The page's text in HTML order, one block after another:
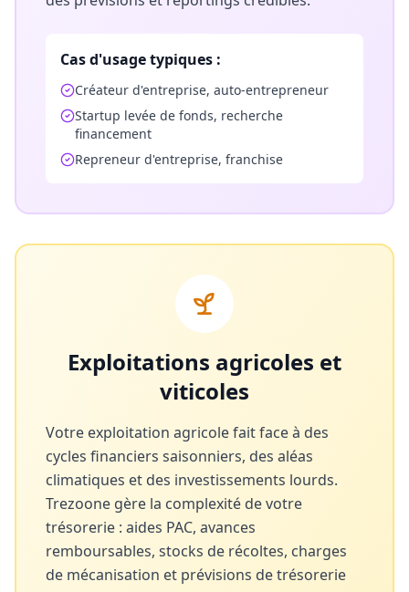
Cas d'usage typiques :
Créateur d'entreprise, auto-entrepreneur
Startup levée de fonds, recherche
financement
Repreneur d'entreprise, franchise
Exploitations agricoles et
viticoles
Votre exploitation agricole fait face à des
cycles financiers saisonniers, des aléas
climatiques et des investissements lourds.
Trezoone gère la complexité de votre
trésorerie : aides PAC, avances
remboursables, stocks de récoltes, charges
de mécanisation et prévisions de trésorerie